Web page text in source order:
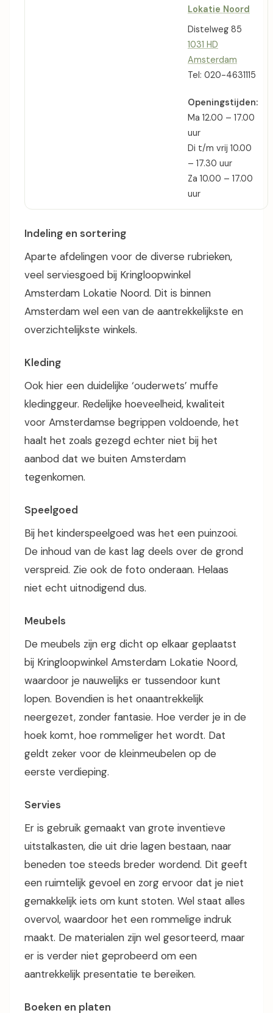
Lokatie Noord
Distelweg 85
1031 HD
Amsterdam
Tel: 020-4631115
Openingstijden:
Ma 12.00 – 17.00
uur
Di t/m vrij 10.00
– 17.30 uur
Za 10.00 – 17.00
uur
Indeling en sortering
Aparte afdelingen voor de diverse rubrieken,
veel serviesgoed bij Kringloopwinkel
Amsterdam Lokatie Noord. Dit is binnen
Amsterdam wel een van de aantrekkelijkste en
overzichtelijkste winkels.
Kleding
Ook hier een duidelijke ‘ouderwets’ muffe
kledinggeur. Redelijke hoeveelheid, kwaliteit
voor Amsterdamse begrippen voldoende, het
haalt het zoals gezegd echter niet bij het
aanbod dat we buiten Amsterdam
tegenkomen.
Speelgoed
Bij het kinderspeelgoed was het een puinzooi.
De inhoud van de kast lag deels over de grond
verspreid. Zie ook de foto onderaan. Helaas
niet echt uitnodigend dus.
Meubels
De meubels zijn erg dicht op elkaar geplaatst
bij Kringloopwinkel Amsterdam Lokatie Noord,
waardoor je nauwelijks er tussendoor kunt
lopen. Bovendien is het onaantrekkelijk
neergezet, zonder fantasie. Hoe verder je in de
hoek komt, hoe rommeliger het wordt. Dat
geldt zeker voor de kleinmeubelen op de
eerste verdieping.
Servies
Er is gebruik gemaakt van grote inventieve
uitstalkasten, die uit drie lagen bestaan, naar
beneden toe steeds breder wordend. Dit geeft
een ruimtelijk gevoel en zorg ervoor dat je niet
gemakkelijk iets om kunt stoten. Wel staat alles
overvol, waardoor het een rommelige indruk
maakt. De materialen zijn wel gesorteerd, maar
er is verder niet geprobeerd om een
aantrekkelijk presentatie te bereiken.
Boeken en platen